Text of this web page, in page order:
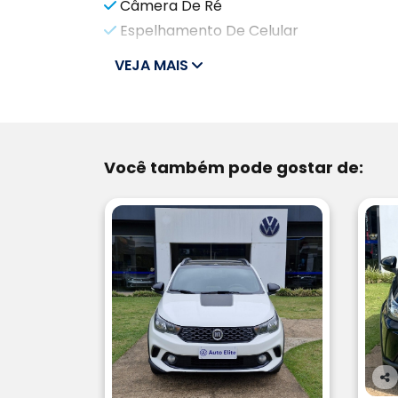
Câmera De Ré
Espelhamento De Celular
VEJA MAIS
Você também pode gostar de:
Co